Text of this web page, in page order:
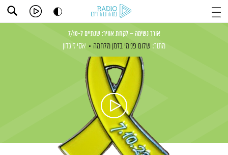
אורך נשימה – לקחת אוויר: שנתיים ל-7/10
מתוך: שלום פנימי בזמן מלחמה אסי זיגדון